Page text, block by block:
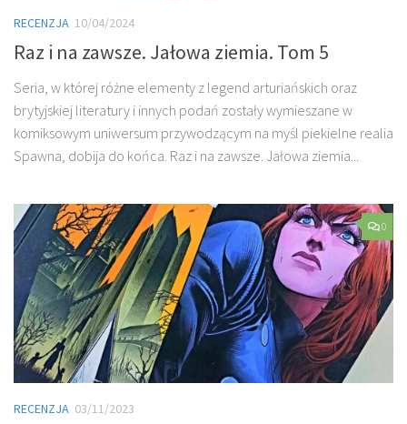
RECENZJA 10/04/2024
Raz i na zawsze. Jałowa ziemia. Tom 5
Seria, w której różne elementy z legend arturiańskich oraz
brytyjskiej literatury i innych podań zostały wymieszane w
komiksowym uniwersum przywodzącym na myśl piekielne realia
Spawna, dobija do końca. Raz i na zawsze. Jałowa ziemia...
0
RECENZJA 03/11/2023